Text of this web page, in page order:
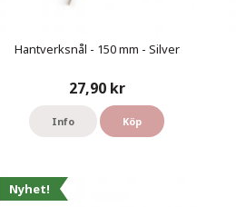
Hantverksnål - 150 mm - Silver
27,90 kr
Info Köp
Nyhet!